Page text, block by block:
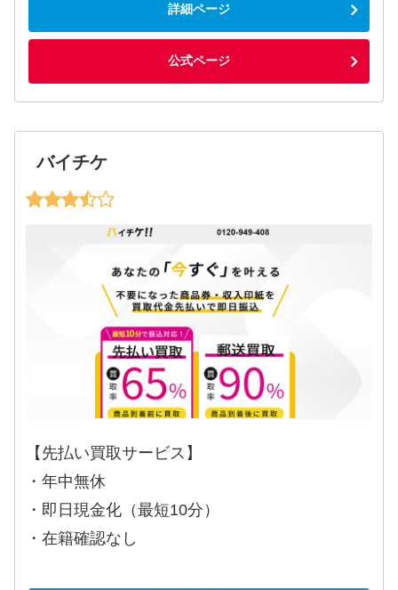
詳細ページ
公式ページ
バイチケ
【先払い買取サービス】
・年中無休
・即日現金化（最短10分）
・在籍確認なし